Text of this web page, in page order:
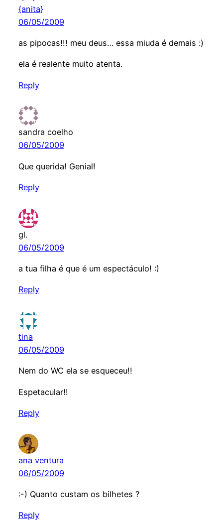
{anita}
06/05/2009
as pipocas!!! meu deus… essa miuda é demais :)
ela é realente muito atenta.
Reply
sandra coelho
06/05/2009
Que querida! Genial!
Reply
gl.
06/05/2009
a tua filha é que é um espectáculo! :)
Reply
tina
06/05/2009
Nem do WC ela se esqueceu!!
Espetacular!!
Reply
ana ventura
06/05/2009
:-) Quanto custam os bilhetes ?
Reply